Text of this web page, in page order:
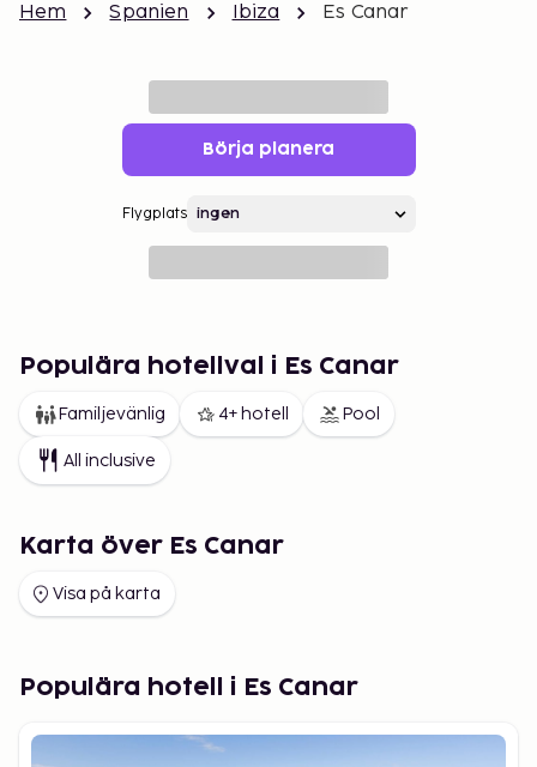
Hem Spanien Ibiza Es Canar
Börja planera
Flygplats
Populära hotellval i Es Canar
Familjevänlig 4+ hotell Pool
All inclusive
Karta över Es Canar
Visa på karta
Populära hotell i Es Canar